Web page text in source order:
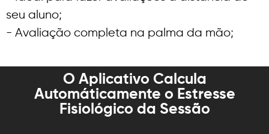
seu aluno;
- Avaliação completa na palma da mão;
O Aplicativo Calcula
Automáticamente o Estresse
Fisiológico da Sessão